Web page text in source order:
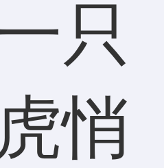
只
悄